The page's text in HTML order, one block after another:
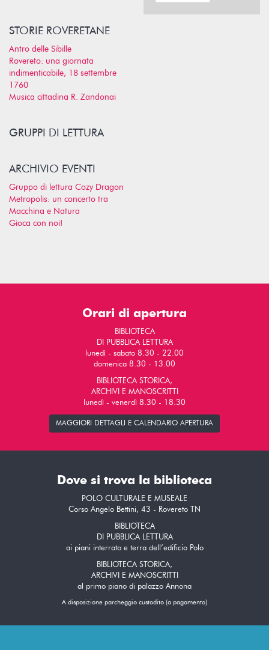
STORIE ROVERETANE
Antro delle Sibille
Rovereto: una giornata
indimenticabile, 18 settembre
1760
Musica cittadina R. Zandonai
GRUPPI DI LETTURA
ARCHIVIO EVENTI
Gruppo di lettura Cozy Dragon
Metropolis: un concerto tra
Macchina e Natura
Gioca con noi!
Orari di apertura
BIBLIOTECA
DI PUBBLICA LETTURA
lunedì - sabato 8.30 - 22.00
domenica 8.30 - 13.00
BIBLIOTECA STORICA,
ARCHIVI E MANOSCRITTI
lunedì - venerdì 8.30 - 18.30
MAGGIORI DETTAGLI E CALENDARIO APERTURA
Dove si trova la biblioteca
POLO CULTURALE E MUSEALE
Corso Angelo Bettini, 43 - Rovereto TN
BIBLIOTECA
DI PUBBLICA LETTURA
ai piani interrato e terra dell’edificio Polo
BIBLIOTECA STORICA,
ARCHIVI E MANOSCRITTI
al primo piano di palazzo Annona
A disposizione parcheggio custodito (a pagamento)